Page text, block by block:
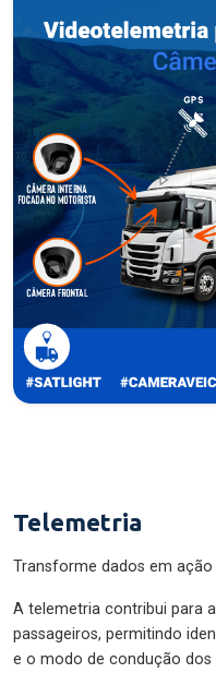
Telemetria
Transforme dados em
A telemetria contribui para
passageiros, permitindo
e o modo de condução